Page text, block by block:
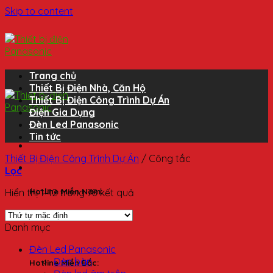
Skip to content
Hotline Miền Nam:
0827 24 24 24
Hotline Miền Bắc:
Trang chủ
Thiết Bị Điện Nhà, Căn Hộ
Thiết Bị Điện Công Trình Dự Án
Điện Gia Dụng
Đèn Led Panasonic
Tin tức
Thiết Bị Điện Công Trình Dự Án / Công tắc
Lọc
Hiển thị 1–12 trong 78 kết quả
Danh mục
Đèn Led Panasonic
Đèn bàn